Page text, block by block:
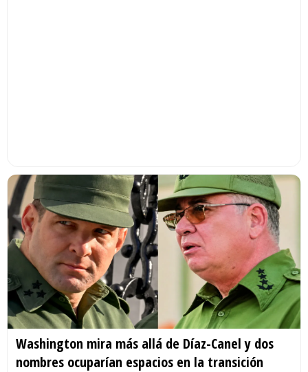
Washington mira más allá de Díaz-Canel y dos
nombres ocuparían espacios en la transición